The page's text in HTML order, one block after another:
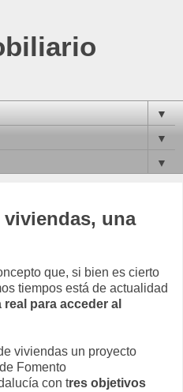
▼
▼
▼
una
que, si bien es cierto
tiempos está de actualidad
para acceder al
viviendas un proyecto
Fomento
con tres objetivos